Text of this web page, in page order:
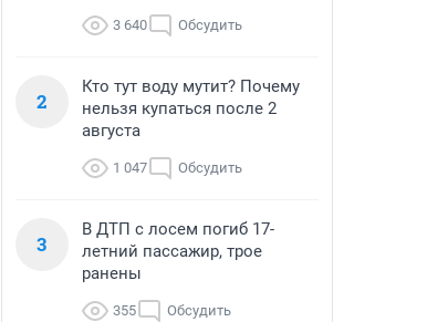
3 640 Обсудить
2
Кто тут воду мутит? Почему
нельзя купаться после 2
августа
1 047 Обсудить
3
В ДТП с лосем погиб 17-
летний пассажир, трое
ранены
355 Обсудить